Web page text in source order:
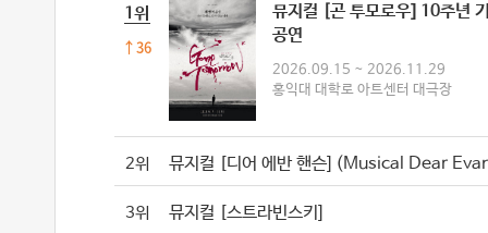
1위
36
뮤지컬 [곤 투모로우] 10주년
공연
2026.09.15 ~ 2026.11.29
홍익대 대학로 아트센터 대극장
2위
3위 뮤지컬 [스트라빈스키]